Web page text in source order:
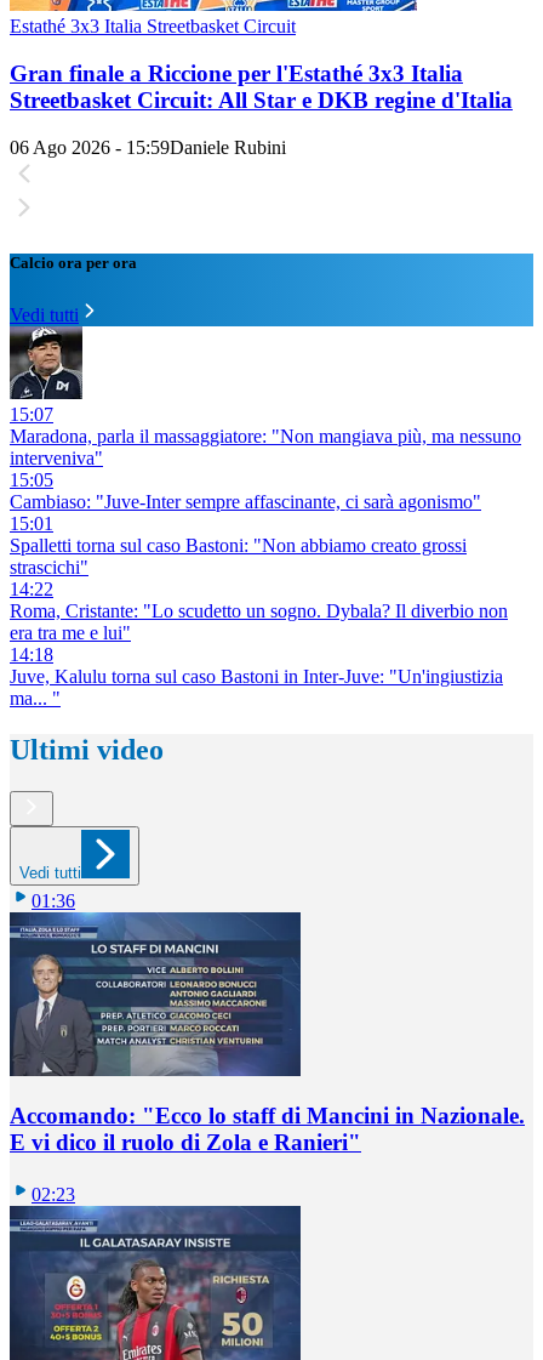
Estathé 3x3 Italia Streetbasket Circuit
Gran finale a Riccione per l'Estathé 3x3 Italia
Streetbasket Circuit: All Star e DKB regine d'Italia
06 Ago 2026 - 15:59Daniele Rubini
Calcio ora per ora
Vedi tutti
15:07
Maradona, parla il massaggiatore: "Non mangiava più, ma nessuno
interveniva"
15:05
Cambiaso: "Juve-Inter sempre affascinante, ci sarà agonismo"
15:01
Spalletti torna sul caso Bastoni: "Non abbiamo creato grossi
strascichi"
14:22
Roma, Cristante: "Lo scudetto un sogno. Dybala? Il diverbio non
era tra me e lui"
14:18
Juve, Kalulu torna sul caso Bastoni in Inter-Juve: "Un'ingiustizia
ma... "
Ultimi video
Vedi tutti
01:36
Accomando: "Ecco lo staff di Mancini in Nazionale.
E vi dico il ruolo di Zola e Ranieri"
02:23